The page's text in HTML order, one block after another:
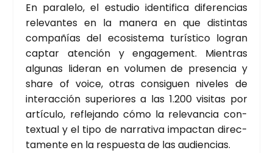
En para­le­lo, el estu­dio iden­ti­fi­ca dife­ren­cias
rele­van­tes en la mane­ra en que dis­tin­tas
com­pa­ñías del eco­sis­te­ma turís­ti­co logran
cap­tar aten­ción y enga­ge­ment. Mien­tras
algu­nas lide­ran en volu­men de pre­sen­cia y
sha­re of voi­ce, otras con­si­guen nive­les de
inter­ac­ción supe­rio­res a las 1.200 visi­tas por
artícu­lo, refle­jan­do cómo la rele­van­cia con­
tex­tual y el tipo de narra­ti­va impac­tan direc­
ta­men­te en la res­pues­ta de las audien­cias.